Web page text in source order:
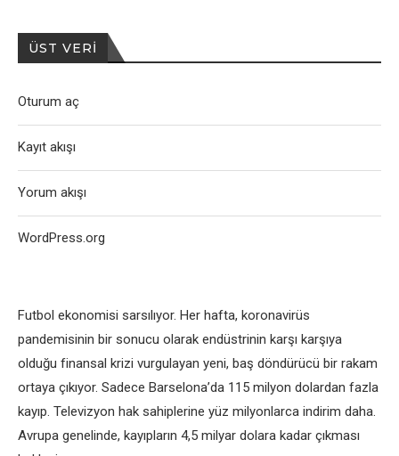
Futbol ekonomisi sarsılıyor. Her hafta, koronavirüs
pandemisinin bir sonucu olarak endüstrinin karşı karşıya
olduğu finansal krizi vurgulayan yeni, baş döndürücü bir rakam
ortaya çıkıyor. Sadece Barselona’da 115 milyon dolardan fazla
kayıp. Televizyon hak sahiplerine yüz milyonlarca indirim daha.
Avrupa genelinde, kayıpların 4,5 milyar dolara kadar çıkması
ÜST VERI
Oturum aç
Kayıt akışı
Yorum akışı
WordPress.org